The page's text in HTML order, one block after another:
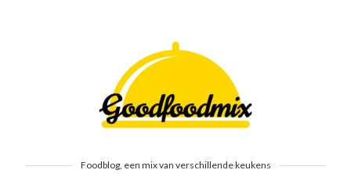
Foodblog, een mix van verschillende keukens